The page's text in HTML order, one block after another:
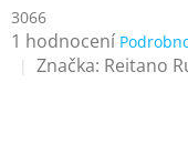
3066
Průměrné
hodnocení
1 hodnocení
Značka: Reitano